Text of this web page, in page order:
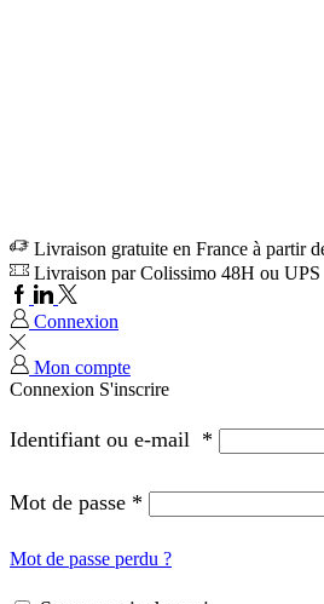
Livraison gratuite en France à partir
Livraison par Colissimo 48H ou UPS
Connexion
Mon compte
Connexion S'inscrire
Identifiant ou e-mail *
Mot de passe *
Mot de passe perdu ?